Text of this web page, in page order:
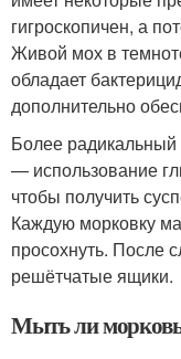
гигроскопичен, а
Живой мох в
обладает
дополнительно
Более радикальный
— использование
чтобы получить
Каждую морковку
просохнуть. После
решётчатые ящики.
Мыть ли